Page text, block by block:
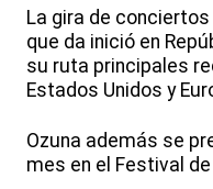
La gira de conciertos
que da inició en
su ruta principales
Estados Unidos y
Ozuna además se
mes en el Festival de